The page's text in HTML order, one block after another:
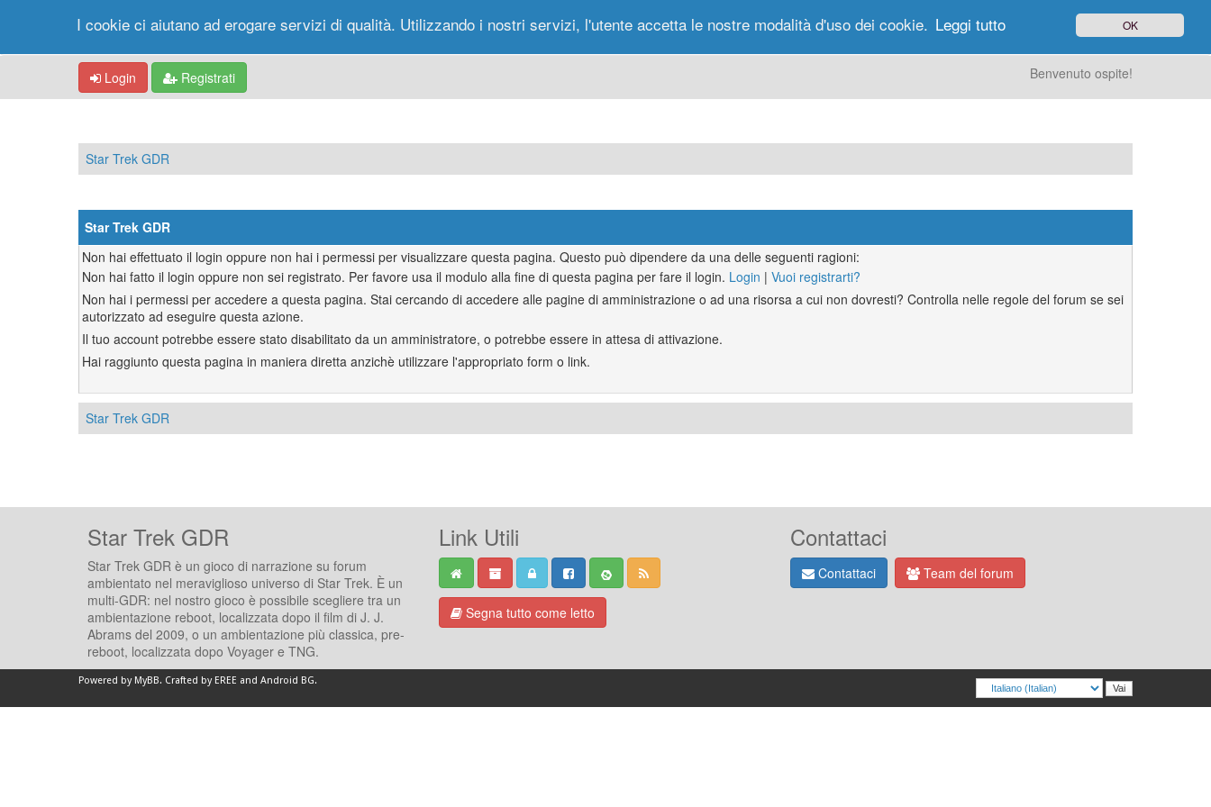
Portale Forum Nuovi Messaggi Messaggi di Oggi Ricerca Utenti
Login Registrati Benvenuto ospite!
Star Trek GDR
Star Trek GDR
Non hai effettuato il login oppure non hai i permessi per visualizzare questa pagina. Questo può dipendere da una delle seguenti ragioni:
Non hai fatto il login oppure non sei registrato. Per favore usa il modulo alla fine di questa pagina per fare il login. Login | Vuoi registrarti?
Non hai i permessi per accedere a questa pagina. Stai cercando di accedere alle pagine di amministrazione o ad una risorsa a cui non dovresti? Controlla nelle regole del forum se sei
autorizzato ad eseguire questa azione.
Il tuo account potrebbe essere stato disabilitato da un amministratore, o potrebbe essere in attesa di attivazione.
Hai raggiunto questa pagina in maniera diretta anzichè utilizzare l'appropriato form o link.
Star Trek GDR
Star Trek GDR
Star Trek GDR è un gioco di narrazione su forum
ambientato nel meraviglioso universo di Star Trek. È un
multi-GDR: nel nostro gioco è possibile scegliere tra un
ambientazione reboot, localizzata dopo il film di J. J.
Abrams del 2009, o un ambientazione più classica, pre-
reboot, localizzata dopo Voyager e TNG.
Link Utili
Segna tutto come letto
Contattaci
Contattaci Team del forum
Powered by MyBB. Crafted by EREE and Android BG.
I cookie ci aiutano ad erogare servizi di qualità. Utilizzando i nostri servizi, l'utente accetta le nostre modalità d'uso dei cookie. Leggi tutto OK